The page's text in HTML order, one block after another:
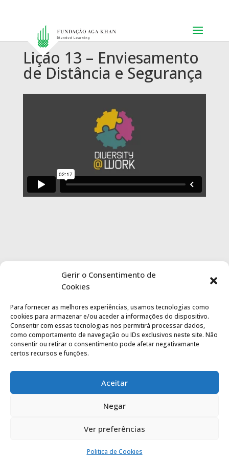
Gerir o Consentimento de
Cookies
Para fornecer as melhores experiências, usamos tecnologias como
cookies para armazenar e/ou aceder a informações do dispositivo.
Consentir com essas tecnologias nos permitirá processar dados,
como comportamento de navegação ou IDs exclusivos neste site. Não
consentir ou retirar o consentimento pode afetar negativamante
certos recursos e funções.
Aceitar
Negar
Ver preferências
Politica de Cookies
Lição 13 – Enviesamento
de Distância e Segurança
Politica de privacidade